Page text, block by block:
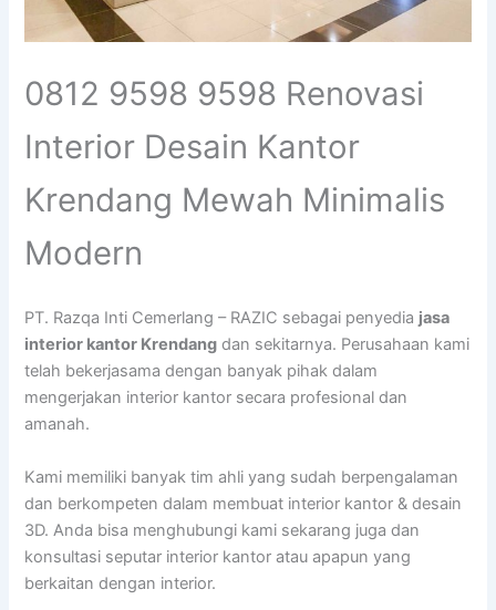
0812 9598 9598 Renovasi
Interior Desain Kantor
Krendang Mewah Minimalis
Modern
PT. Razqa Inti Cemerlang – RAZIC sebagai penyedia jasa
interior kantor Krendang dan sekitarnya. Perusahaan kami
telah bekerjasama dengan banyak pihak dalam
mengerjakan interior kantor secara profesional dan
amanah.
Kami memiliki banyak tim ahli yang sudah berpengalaman
dan berkompeten dalam membuat interior kantor & desain
3D. Anda bisa menghubungi kami sekarang juga dan
konsultasi seputar interior kantor atau apapun yang
berkaitan dengan interior.